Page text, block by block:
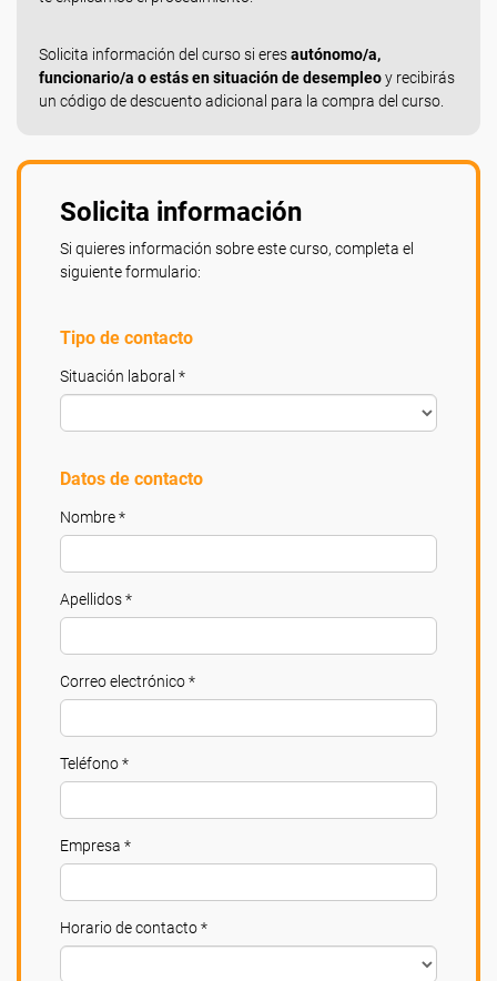
Solicita información del curso si eresautónomo/a,
funcionario/a o estás en situación de desempleoy recibirás
un código de descuento adicional para la compra del curso.
Solicita información
Si quieres información sobre este curso, completa el
siguiente formulario:
Tipo de contacto
Situación laboral *
Datos de contacto
Nombre *
Apellidos *
Correo electrónico *
Teléfono *
Empresa *
Horario de contacto *